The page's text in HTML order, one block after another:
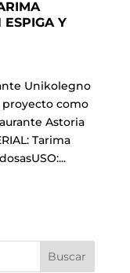
ESPIGA Y
Unikolegno
proyecto como
Astoria
Tarima